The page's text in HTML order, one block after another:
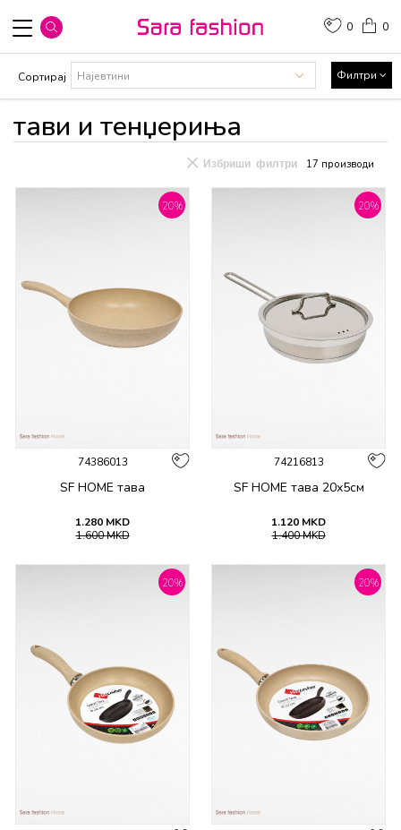
0
0
тави и тенџериња
Сортирај Филтри
17 производи
Избриши филтри
20%
74386013
SF HOME тава
1.280 MKD
1.600MKD
20%
74216813
SF HOME тава 20х5см
1.120 MKD
1.400MKD
20% 20%